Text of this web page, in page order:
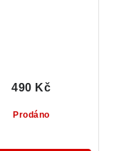
Prodáno
490 Kč